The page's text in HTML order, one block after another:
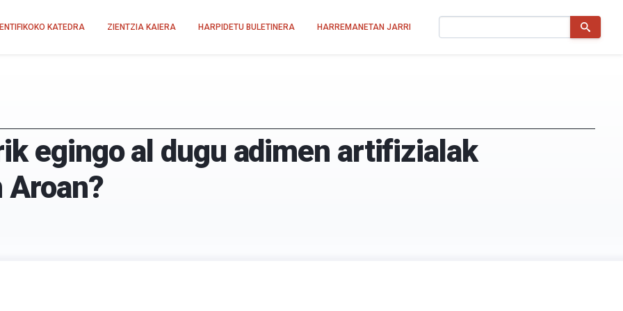
KATEDRA ZIENTZIA KAIERA HARPIDETU BULETINERA HARREMANETAN JARRI
egingo al dugu adimen artifizialak